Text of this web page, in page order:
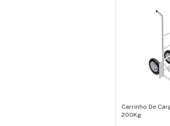
Carrinho De
200Kg